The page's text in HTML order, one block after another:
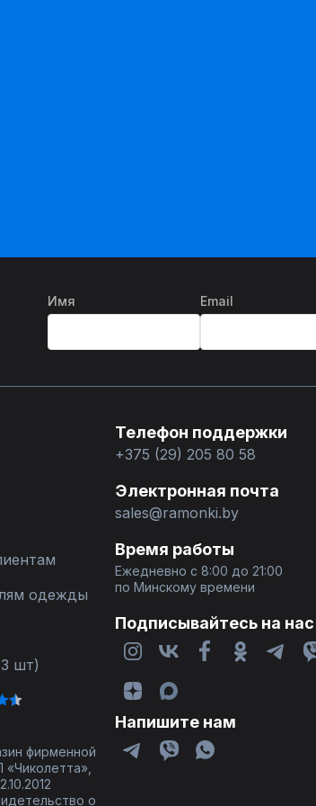
Имя Email
одежды
шт)
Телефон поддержки
+375 (29) 205 80 58
Электронная почта
sales@ramonki.by
Время работы
Ежедневно с 8:00 до 21:00
по Минскому времени
Подписывайтесь на нас
Напишите нам
фирменной
о